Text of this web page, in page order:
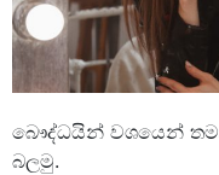
බෞද්ධයින් වශයෙන්
බලමු.